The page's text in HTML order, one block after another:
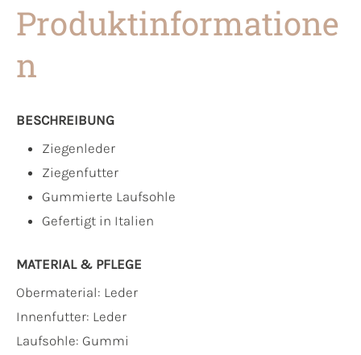
Produktinformatione
n
BESCHREIBUNG
Ziegenleder
Ziegenfutter
Gummierte Laufsohle
Gefertigt in Italien
MATERIAL & PFLEGE
Obermaterial: Leder
Innenfutter: Leder
Laufsohle: Gummi